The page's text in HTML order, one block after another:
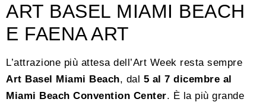
ART BASEL MIAMI BEACH
E FAENA ART
L’attrazione più attesa dell’Art Week resta sempre
Art Basel Miami Beach, dal 5 al 7 dicembre al
Miami Beach Convention Center. È la più grande